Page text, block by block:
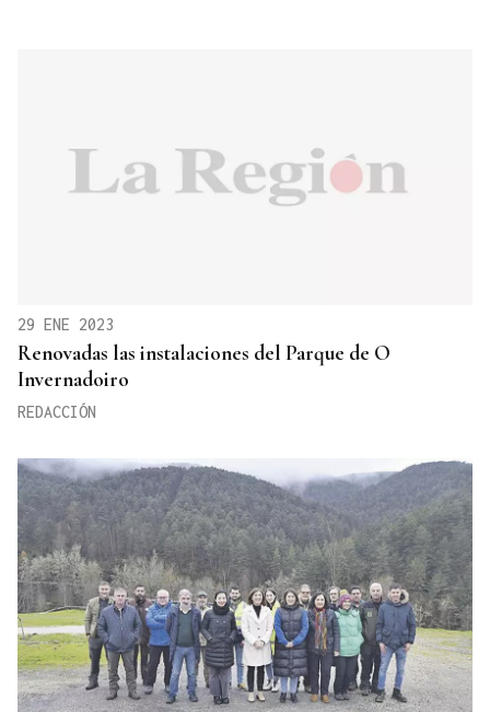
29 ENE 2023
Renovadas las instalaciones del Parque de O
Invernadoiro
REDACCIÓN